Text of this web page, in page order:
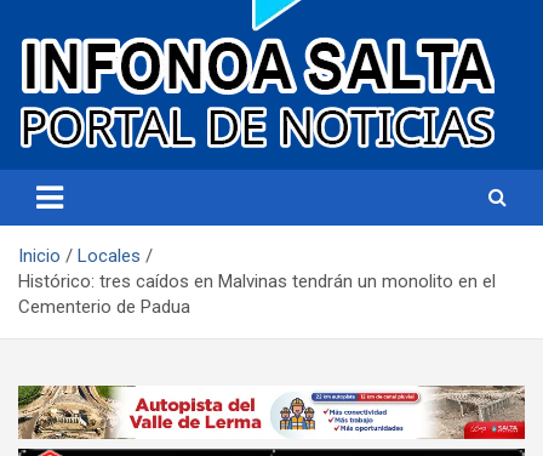
Infonoa Salta
Inicio
Locales
Histórico: tres caídos en Malvinas tendrán un monolito en el
Cementerio de Padua